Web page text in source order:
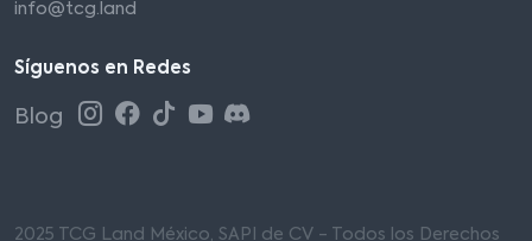
info@tcg.land
Síguenos en Redes
Blog
2025 TCG Land México, SAPI de CV - Todos los Derechos